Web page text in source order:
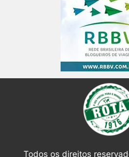
Todos os direitos